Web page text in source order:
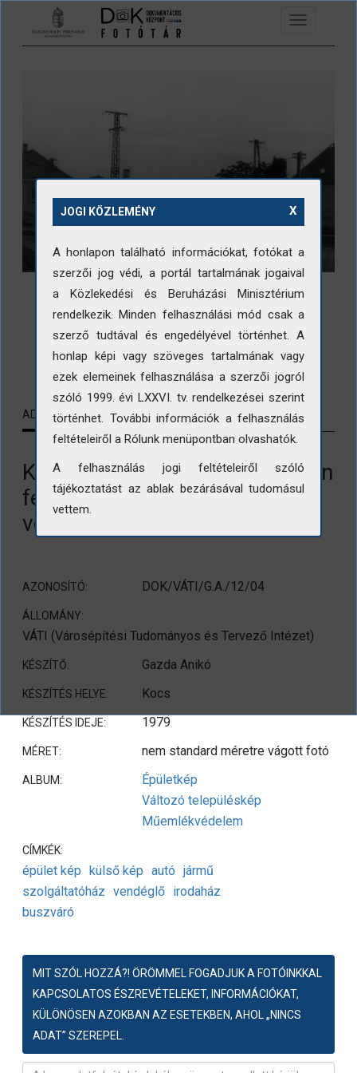
Ugrás a tartalomra
Toggle
navigation
LETÖLTÉS
ADATLAP KAPCSOLÓDÓ TARTALMAK
Kocs. A település központjában
felépített új szolgáltatóház,
vendéglő, tsz. Irodaház
AZONOSÍTÓ: DOK/VÁTI/G.A./12/04
ÁLLOMÁNY:
VÁTI (Városépítési Tudományos és Tervező Intézet)
KÉSZÍTŐ: Gazda Anikó
KÉSZÍTÉS HELYE: Kocs
KÉSZÍTÉS IDEJE: 1979
MÉRET: nem standard méretre vágott fotó
ALBUM:
Épületkép
Változó településkép
Műemlékvédelem
CÍMKÉK:
épület kép külső kép autó jármű
szolgáltatóház vendéglő irodaház
buszváró
MIT SZÓL HOZZÁ?! ÖRÖMMEL FOGADJUK A FOTÓINKKAL
KAPCSOLATOS ÉSZREVÉTELEKET, INFORMÁCIÓKAT,
KÜLÖNÖSEN AZOKBAN AZ ESETEKBEN, AHOL „NINCS
ADAT” SZEREPEL.
X
JOGI KÖZLEMÉNY
A honlapon található információkat, fotókat a
szerzői jog védi, a portál tartalmának jogaival
a Közlekedési és Beruházási Minisztérium
rendelkezik. Minden felhasználási mód csak a
szerző tudtával és engedélyével történhet. A
honlap képi vagy szöveges tartalmának vagy
ezek elemeinek felhasználása a szerzői jogról
szóló 1999. évi LXXVI. tv. rendelkezései szerint
történhet. További információk a felhasználás
feltételeiről a Rólunk menüpontban olvashatók.
A felhasználás jogi feltételeiről szóló
tájékoztatást az ablak bezárásával tudomásul
vettem.